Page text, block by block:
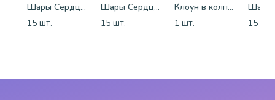
Шары Сердца бело-розово-красные
15 шт.
Шары Сердца красные
15 шт.
Клоун в колпаке с шариком
1 шт.
15 шт.